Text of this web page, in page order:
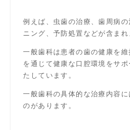
例えば、虫歯の治療、歯周病
ニング、予防処置などが含まれ
一般歯科は患者の歯の健康を
を通じて健康な口腔環境をサ
たしています。
一般歯科の具体的な治療内容
のがあります。